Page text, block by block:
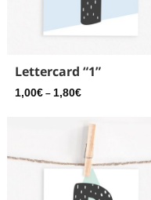
Lettercard “1”
1,00€ – 1,80€